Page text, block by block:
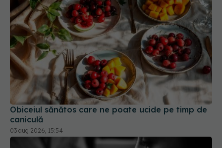
Obiceiul sănătos care ne poate ucide pe timp de
caniculă
03 aug 2026, 15:54